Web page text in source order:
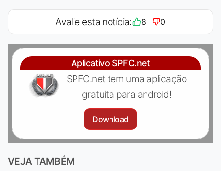
Avalie esta notícia: 8 0
Aplicativo SPFC.net
SPFC.net tem uma aplicação
gratuita para android!
Download
VEJA TAMBÉM